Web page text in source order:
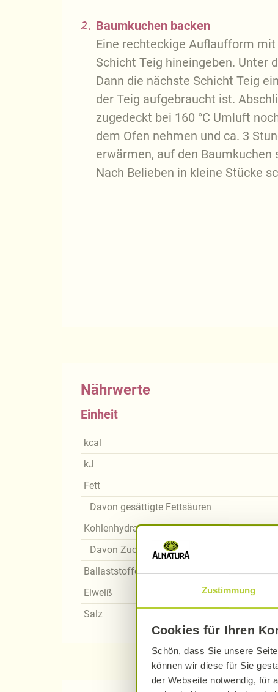
Zustimmung
Cookies für Ihren
Schön, dass Sie unsere
können wir diese für Sie
der Webseite notwendig, für
2. Baumkuchen backen
Eine rechteckige Auflaufform
Schicht Teig hineingeben. Unter
Dann die nächste Schicht Teig
der Teig aufgebraucht ist.
zugedeckt bei 160 °C Umluft
dem Ofen nehmen und ca. 3
erwärmen, auf den
Nach Belieben in kleine Stücke
Nährwerte
Einheit
kcal
kJ
Fett
Davon gesättigte Fettsäuren
Kohlenhydrate
Davon Zucker
Ballaststoffe
Eiweiß
Salz